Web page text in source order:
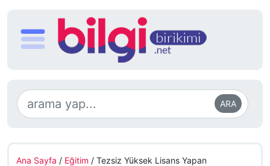
ARA
Ana Sayfa / Eğitim / Tezsiz Yüksek Lisans Yapan